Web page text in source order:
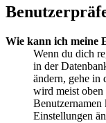
Wie kann ich meine
Wenn du dich
in der
ändern, gehe in
wird meist oben
Einstellungen